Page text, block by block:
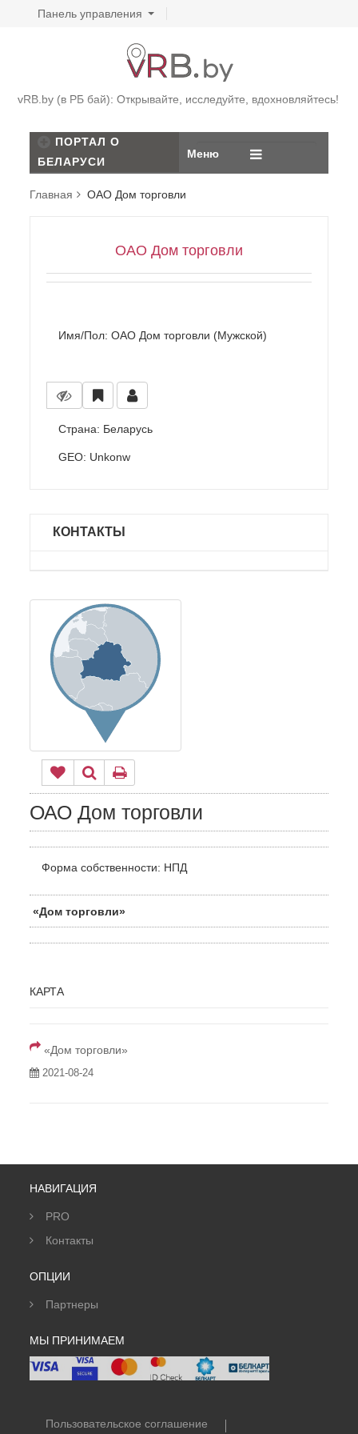
Панель управления
vRB.by (в РБ бай): Открывайте, исследуйте, вдохновляйтесь!
ПОРТАЛ О
БЕЛАРУСИ
Меню
Главная ОАО Дом торговли
ОАО Дом торговли
Имя/Пол: ОАО Дом торговли (Мужской)
Страна: Беларусь
GEO: Unkonw
КОНТАКТЫ
ОАО Дом торговли
Форма собственности: НПД
«Дом торговли»
КАРТА
«Дом торговли»
2021-08-24
НАВИГАЦИЯ
PRO
Контакты
ОПЦИИ
Партнеры
МЫ ПРИНИМАЕМ
Пользовательское соглашение